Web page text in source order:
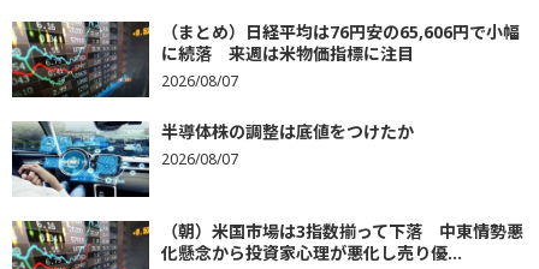
（まとめ）日経平均は76円安の65,606円で小幅
に続落 来週は米物価指標に注目
2026/08/07
半導体株の調整は底値をつけたか
2026/08/07
（朝）米国市場は3指数揃って下落 中東情勢悪
化懸念から投資家心理が悪化し売り優...